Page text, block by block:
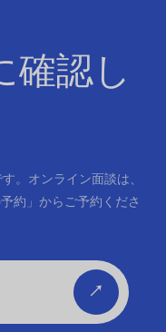
確認し
。オンライン面談は、
約」からご予約くださ
↗